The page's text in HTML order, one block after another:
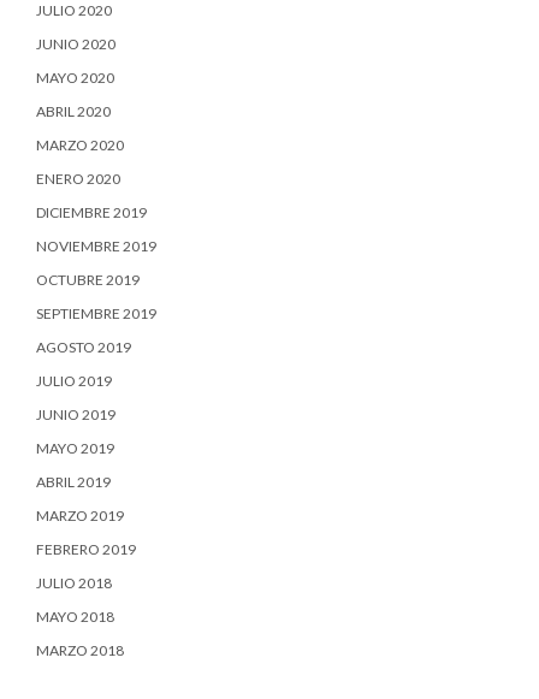
JULIO 2020
JUNIO 2020
MAYO 2020
ABRIL 2020
MARZO 2020
ENERO 2020
DICIEMBRE 2019
NOVIEMBRE 2019
OCTUBRE 2019
SEPTIEMBRE 2019
AGOSTO 2019
JULIO 2019
JUNIO 2019
MAYO 2019
ABRIL 2019
MARZO 2019
FEBRERO 2019
JULIO 2018
MAYO 2018
MARZO 2018